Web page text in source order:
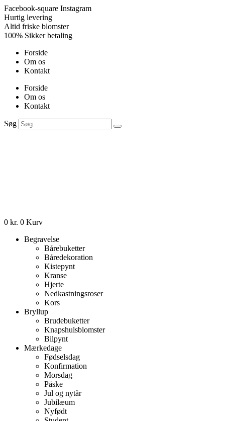
Videre
til
indhold
Facebook-square Instagram
Hurtig levering
Altid friske blomster
100% Sikker betaling
Forside
Om os
Kontakt
Forside
Om os
Kontakt
Søg
0 kr. 0 Kurv
Begravelse
Bårebuketter
Båredekoration
Kistepynt
Kranse
Hjerte
Nedkastningsroser
Kors
Bryllup
Brudebuketter
Knapshulsblomster
Bilpynt
Mærkedage
Fødselsdag
Konfirmation
Morsdag
Påske
Jul og nytår
Jubilæum
Nyfødt